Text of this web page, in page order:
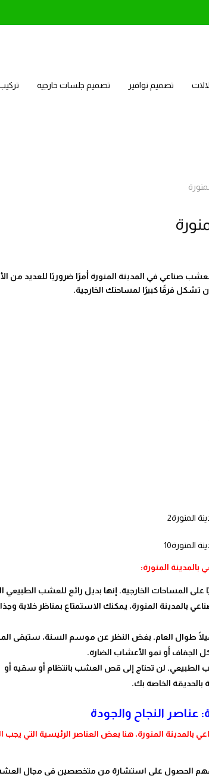
تصميم نوافير تصميم جلسات خارجيه
صناعي في المدينة المنورة أمرًا ضروريًا للعديد من
تشكل فرقًا كبيرًا لمساحتك الخارجية.
المنورة:
المساحات الخارجية. إنها بديل رائع للعشب الطبيعي
بالمدينة المنورة، يمكنك الاستمتاع بمناظر خلابة
طوال العام. بغض النظر عن موسم السنة، ستبقى
الجفاف أو نمو الأعشاب الضارة.
الطبيعي. لن تحتاج إلى قص العشب بانتظام أو سقيه أو
بالحديقة الخاصة بك.
عناصر النجاح والجودة
المنورة، هنا بعض العناصر الرئيسية التي يجب
المهم الحصول على استشارة من متخصصين في مجال